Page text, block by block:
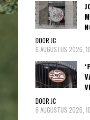
DOOR JC
6 AUGUSTUS 2026,
DOOR JC
6 AUGUSTUS 2026,